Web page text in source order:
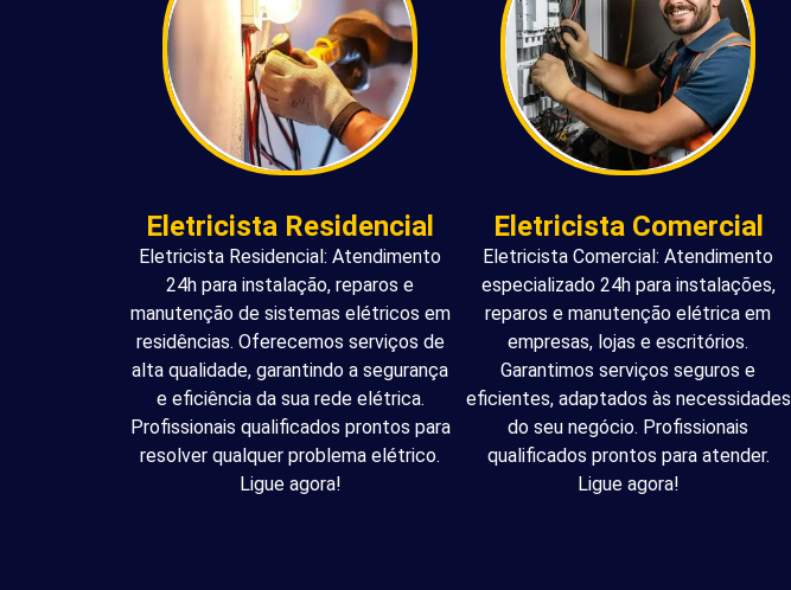
Eletricista Residencial
Eletricista Residencial: Atendimento
24h para instalação, reparos e
manutenção de sistemas elétricos em
residências. Oferecemos serviços de
alta qualidade, garantindo a segurança
e eficiência da sua rede elétrica.
Profissionais qualificados prontos para
resolver qualquer problema elétrico.
Ligue agora!
Eletricista Comercial
Eletricista Comercial: Atendimento
especializado 24h para instalações,
reparos e manutenção elétrica em
empresas, lojas e escritórios.
Garantimos serviços seguros e
eficientes, adaptados às necessidades
do seu negócio. Profissionais
qualificados prontos para atender.
Ligue agora!